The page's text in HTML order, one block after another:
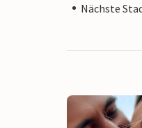
Nächste